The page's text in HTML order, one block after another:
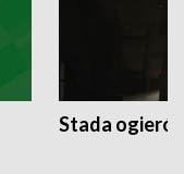
Stada